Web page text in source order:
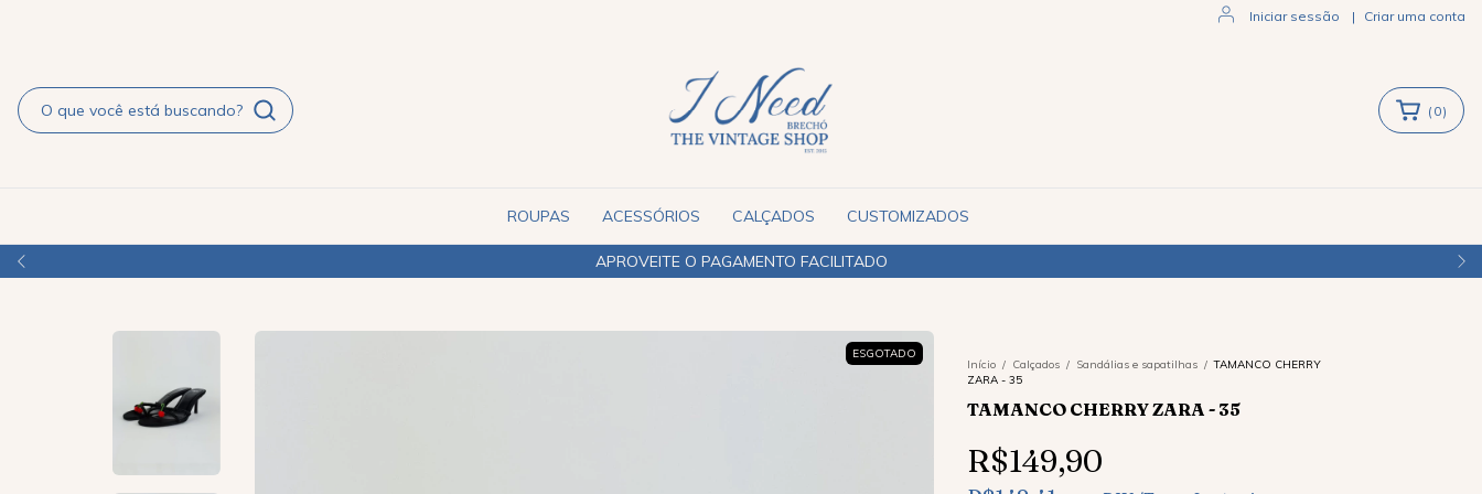
Iniciar sessão | Criar uma conta
APROVEITE O PAGAMENTO FACILITADO
( 0)
ROUPAS ACESSÓRIOS CALÇADOS CUSTOMIZADOS
ESGOTADO
Início / Calçados / Sandálias e sapatilhas / TAMANCO CHERRY
ZARA - 35
TAMANCO CHERRY ZARA - 35
R$149,90